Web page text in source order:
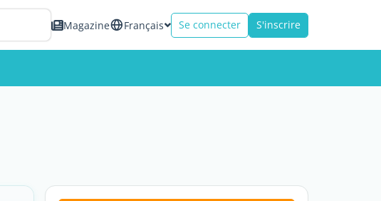
Magazine Français Se connecter S'inscrire